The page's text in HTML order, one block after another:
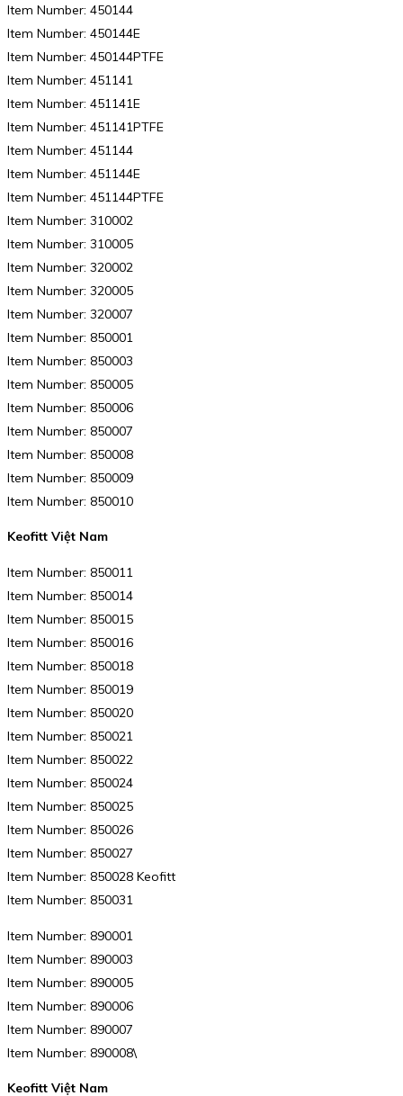
Item Number: 450144
Item Number: 450144E
Item Number: 450144PTFE
Item Number: 451141
Item Number: 451141E
Item Number: 451141PTFE
Item Number: 451144
Item Number: 451144E
Item Number: 451144PTFE
Item Number: 310002
Item Number: 310005
Item Number: 320002
Item Number: 320005
Item Number: 320007
Item Number: 850001
Item Number: 850003
Item Number: 850005
Item Number: 850006
Item Number: 850007
Item Number: 850008
Item Number: 850009
Item Number: 850010
Keofitt Việt Nam
Item Number: 850011
Item Number: 850014
Item Number: 850015
Item Number: 850016
Item Number: 850018
Item Number: 850019
Item Number: 850020
Item Number: 850021
Item Number: 850022
Item Number: 850024
Item Number: 850025
Item Number: 850026
Item Number: 850027
Item Number: 850028 Keofitt
Item Number: 850031
Item Number: 890001
Item Number: 890003
Item Number: 890005
Item Number: 890006
Item Number: 890007
Item Number: 890008\
Keofitt Việt Nam